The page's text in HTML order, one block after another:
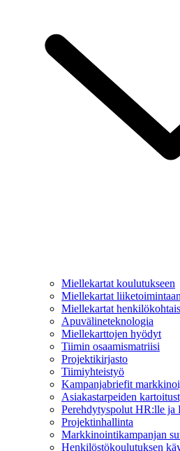
Miellekartat koulutukseen
Miellekartat liiketoimintaan
Miellekartat
Apuvälineteknologia
Miellekarttojen hyödyt
Tiimin osaamismatriisi
Projektikirjasto
Tiimiyhteistyö
Kampanjabriefit
Asiakastarpeiden
Perehdytyspolut HR:lle
Projektinhallinta
Markkinointikampanjan
Henkilöstökoulutuksen